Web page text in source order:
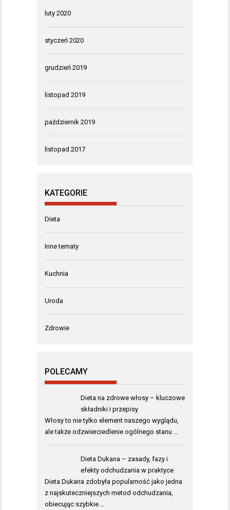
luty 2020
styczeń 2020
grudzień 2019
listopad 2019
październik 2019
listopad 2017
KATEGORIE
Dieta
Inne tematy
Kuchnia
Uroda
Zdrowie
POLECAMY
Dieta na zdrowe włosy – kluczowe
składniki i przepisy
Włosy to nie tylko element naszego wyglądu,
ale także odzwierciedlenie ogólnego stanu …
Dieta Dukana – zasady, fazy i
efekty odchudzania w praktyce
Dieta Dukana zdobyła popularność jako jedna
z najskuteczniejszych metod odchudzania,
obiecując szybkie …